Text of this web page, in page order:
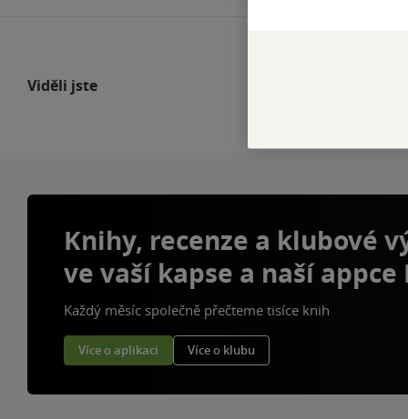
Viděli jste
Knihy, recenze a klubové
ve vaší kapse a naší appce
Každý měsíc společně přečteme tisíce knih
Více o aplikaci Více o klubu